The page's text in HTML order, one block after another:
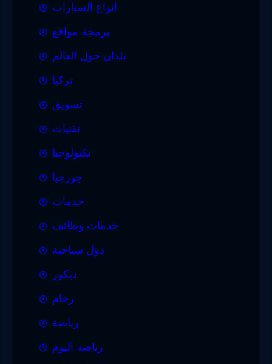
انواع السيارات
برمجة مواقع
بلدان حول العالم
تركيا
تسويق
تقنيات
تكنولوجيا
جورجيا
خدمات
خدمات وظائف
دول سياحية
ديكور
رخام
رياضة
رياضه اليوم